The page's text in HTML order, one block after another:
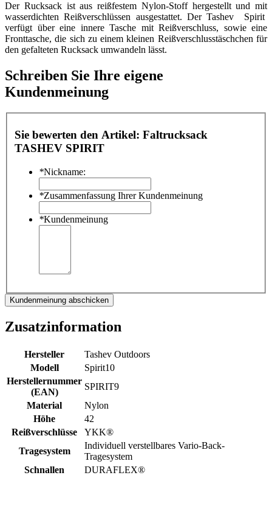
Der Rucksack ist aus reißfestem Nylon-Stoff hergestellt und mit
wasserdichten Reißverschlüssen ausgestattet. Der Tashev Spirit
verfügt über eine innere Tasche mit Reißverschluss, sowie eine
Fronttasche, die sich zu einem kleinen Reißverschlusstäschchen für
den gefalteten Rucksack umwandeln lässt.
Schreiben Sie Ihre eigene
Kundenmeinung
Sie bewerten den Artikel: Faltrucksack
TASHEV SPIRIT
*Nickname:
*Zusammenfassung Ihrer Kundenmeinung
*Kundenmeinung
Kundenmeinung abschicken
Zusatzinformation
Hersteller
Tashev Outdoors
Modell
Spirit10
Herstellernummer
(EAN)
SPIRIT9
Material
Nylon
Höhe
42
Reißverschlüsse
YKK®
Tragesystem
Individuell verstellbares Vario-Back-
Tragesystem
Schnallen
DURAFLEX®